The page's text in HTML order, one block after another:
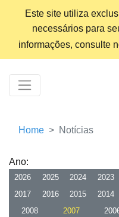
Este site utiliza
necessários para
informações, consulte
Home Notícias
Ano:
2026 2025 2024 2023
2017
2016 2015 2014
2008
2007